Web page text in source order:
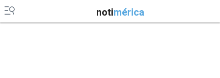
notimérica